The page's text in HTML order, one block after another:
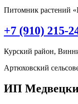
Питомник
+7 (910) 215-
Курский район,
Артюховский
ИП